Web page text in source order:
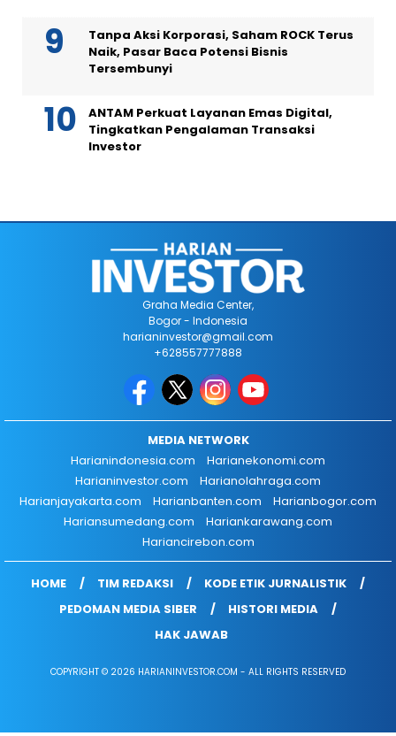
Tanpa Aksi Korporasi, Saham ROCK Terus
Naik, Pasar Baca Potensi Bisnis
Tersembunyi
ANTAM Perkuat Layanan Emas Digital,
Tingkatkan Pengalaman Transaksi
Investor
Graha Media Center,
Bogor - Indonesia
harianinvestor@gmail.com
+628557777888
MEDIA NETWORK
Harianindonesia.com
Harianekonomi.com
Harianinvestor.com
Harianolahraga.com
Harianjayakarta.com
Harianbanten.com
Harianbogor.com
Hariansumedang.com
Hariankarawang.com
Hariancirebon.com
HOME TIM REDAKSI
KODE ETIK JURNALISTIK
PEDOMAN MEDIA SIBER
HISTORI MEDIA
HAK JAWAB
COPYRIGHT © 2026 HARIANINVESTOR.COM - ALL RIGHTS RESERVED